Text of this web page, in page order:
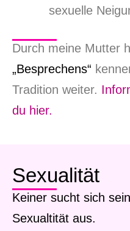
sexuelle
Durch meine Mutter
„Besprechens“
Tradition weiter.
du hier.
Sexualität
Keiner sucht sich
Sexualtität aus.